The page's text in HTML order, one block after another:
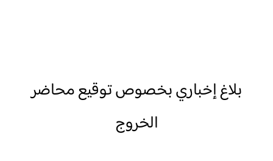
بلاغ إخباري بخصوص توقيع محاضر
الخروج